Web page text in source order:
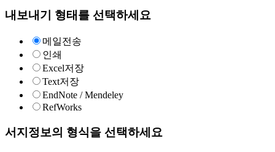
내보내기 형태를 선택하세요
메일전송
인쇄
Excel저장
Text저장
EndNote / Mendeley
RefWorks
서지정보의 형식을 선택하세요